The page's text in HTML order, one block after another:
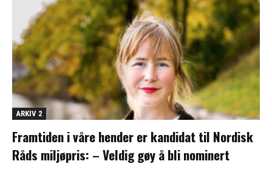
ARKIV 2
Framtiden i våre hender er kandidat til Nordisk
Råds miljøpris: – Veldig gøy å bli nominert